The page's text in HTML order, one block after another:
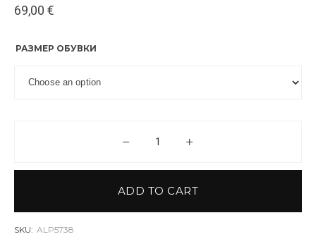
69,00 €
РАЗМЕР ОБУВКИ
Обувки CHLUS quantity
ADD TO CART
SKU: ALP5738